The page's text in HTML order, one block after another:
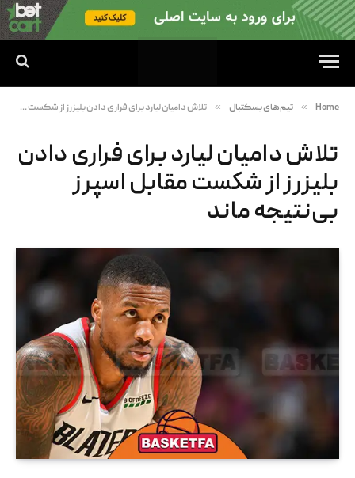
Home
» تیم‌های بسکتبال » تلاش دامیان لیارد برای فراری دادن بلیزرز از شکست مقابل اسپرز بی‌نتیجه ماند
تلاش دامیان لیارد برای فراری دادن
بلیزرز از شکست مقابل اسپرز
بی‌نتیجه ماند